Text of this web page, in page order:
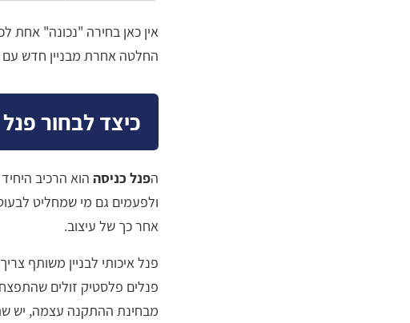
אין כאן בחירה "נכונה" אחת
החלטה אחרת מבניין חדש
כיצד לבחור
הפנל כניסההוא הרכיב
ולפעמים גם מי שמחליט
אחר כך של עיצוב.
פנלים פלסטיק זולים
מבחינת ההתקנה עצמה, יש